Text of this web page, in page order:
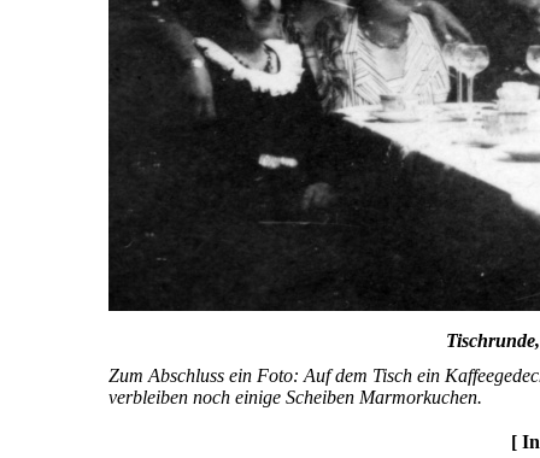
Zum Abschluss ein Foto: Auf dem Tisch ein
verbleiben noch einige Scheiben Marmorkuchen.
[